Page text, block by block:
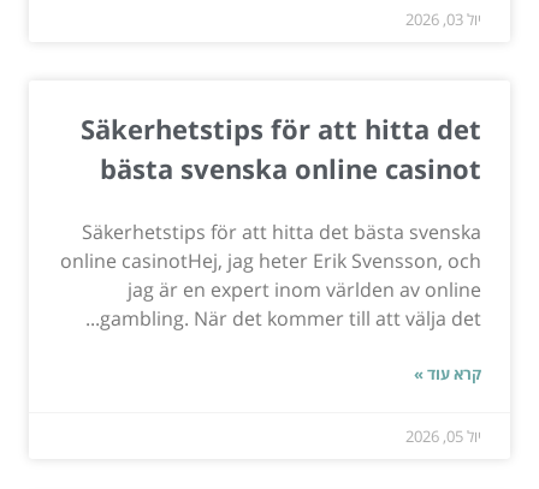
יול 03, 2026
Säkerhetstips för att hitta det
bästa svenska online casinot
Säkerhetstips för att hitta det bästa svenska
online casinotHej, jag heter Erik Svensson, och
jag är en expert inom världen av online
gambling. När det kommer till att välja det...
קרא עוד »
יול 05, 2026